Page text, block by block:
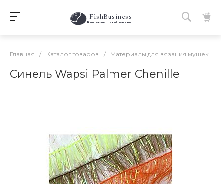
FishBusiness
Ваш нахлыстовый магазин
Главная / Каталог товаров / Материалы для вязания мушек
Синель Wapsi Palmer Chenille